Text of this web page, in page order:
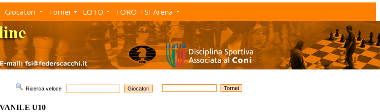
Giocatori Tornei LOTO TORO FSI Arena
Ricerca veloce
U10